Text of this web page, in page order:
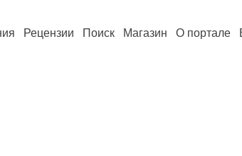
Рецензии Поиск Магазин О портале